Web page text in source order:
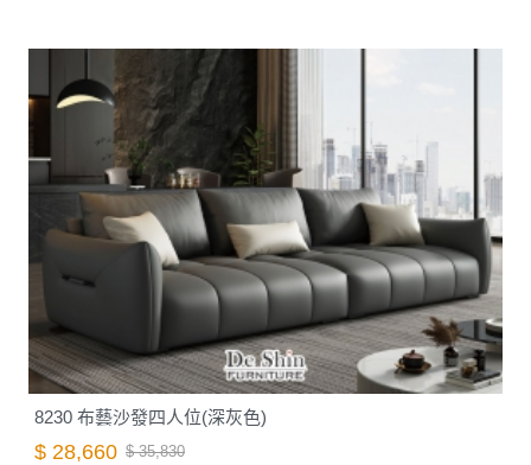
8230 布藝沙發四人位(深灰色)
$ 28,660 $ 35,830